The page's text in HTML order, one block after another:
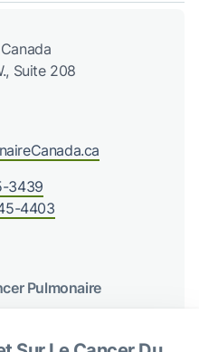
Suite 208
3439
4403
Pulmonaire
de Cancer du poumon